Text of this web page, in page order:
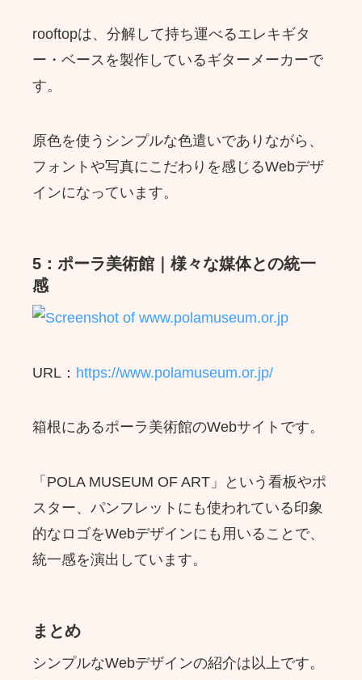
rooftopは、分解して持ち運べるエレキギタ
ー・ベースを製作しているギターメーカーで
す。
原色を使うシンプルな色遣いでありながら、
フォントや写真にこだわりを感じるWebデザ
インになっています。
5：ポーラ美術館｜様々な媒体との統一
感
URL： https://www.polamuseum.or.jp/
箱根にあるポーラ美術館のWebサイトです。
「POLA MUSEUM OF ART」という看板やポ
スター、パンフレットにも使われている印象
的なロゴをWebデザインにも用いることで、
統一感を演出しています。
まとめ
シンプルなWebデザインの紹介は以上です。